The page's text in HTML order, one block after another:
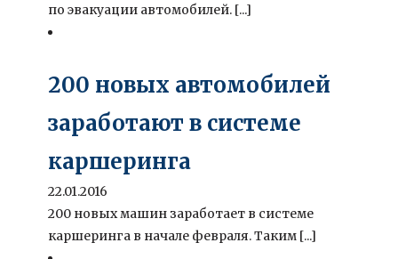
по эвакуации автомобилей. [...]
200 новых автомобилей
заработают в системе
каршеринга
22.01.2016
200 новых машин заработает в системе
каршеринга в начале февраля. Таким [...]